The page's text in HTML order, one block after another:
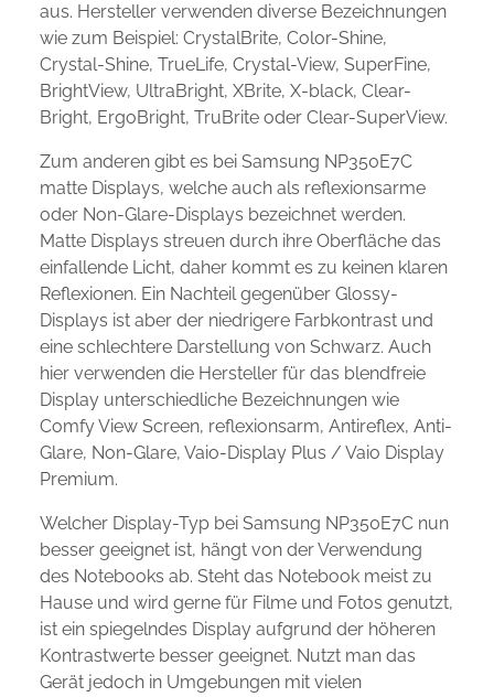
aus. Hersteller verwenden diverse Bezeichnungen
wie zum Beispiel: CrystalBrite, Color-Shine,
Crystal-Shine, TrueLife, Crystal-View, SuperFine,
BrightView, UltraBright, XBrite, X-black, Clear-
Bright, ErgoBright, TruBrite oder Clear-SuperView.
Zum anderen gibt es bei Samsung NP350E7C
matte Displays, welche auch als reflexionsarme
oder Non-Glare-Displays bezeichnet werden.
Matte Displays streuen durch ihre Oberfläche das
einfallende Licht, daher kommt es zu keinen klaren
Reflexionen. Ein Nachteil gegenüber Glossy-
Displays ist aber der niedrigere Farbkontrast und
eine schlechtere Darstellung von Schwarz. Auch
hier verwenden die Hersteller für das blendfreie
Display unterschiedliche Bezeichnungen wie
Comfy View Screen, reflexionsarm, Antireflex, Anti-
Glare, Non-Glare, Vaio-Display Plus / Vaio Display
Premium.
Welcher Display-Typ bei Samsung NP350E7C nun
besser geeignet ist, hängt von der Verwendung
des Notebooks ab. Steht das Notebook meist zu
Hause und wird gerne für Filme und Fotos genutzt,
ist ein spiegelndes Display aufgrund der höheren
Kontrastwerte besser geeignet. Nutzt man das
Gerät jedoch in Umgebungen mit vielen